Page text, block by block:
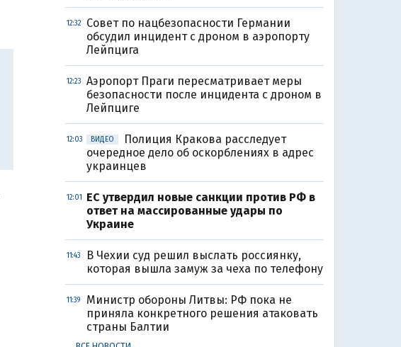
12:32
Совет по нацбезопасности Германии
обсудил инцидент с дроном в аэропорту
Лейпцига
12:23
Аэропорт Праги пересматривает меры
безопасности после инцидента с дроном в
Лейпциге
12:03 ВИДЕО
Полиция Кракова расследует
очередное дело об оскорблениях в адрес
украинцев
12:01
ЕС утвердил новые санкции против РФ в
ответ на массированные удары по
Украине
11:43
В Чехии суд решил выслать россиянку,
которая вышла замуж за чеха по телефону
11:39
Министр обороны Литвы: РФ пока не
приняла конкретного решения атаковать
страны Балтии